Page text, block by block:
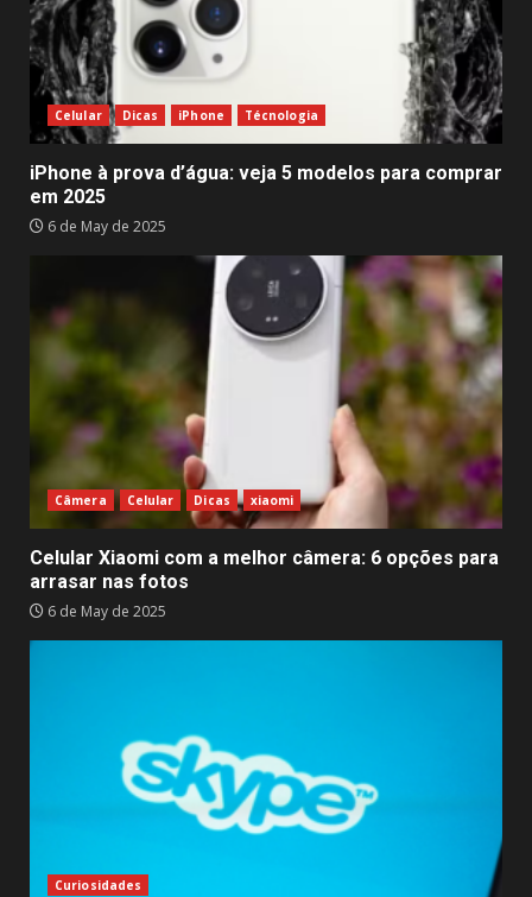
Celular Dicas iPhone Técnologia
iPhone à prova d’água: veja 5 modelos para comprar
em 2025
6 de May de 2025
Câmera Celular Dicas xiaomi
Celular Xiaomi com a melhor câmera: 6 opções para
arrasar nas fotos
6 de May de 2025
Curiosidades